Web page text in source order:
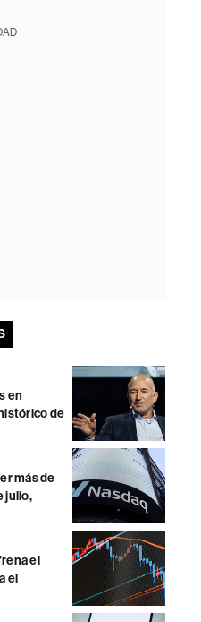
en
de
más de
julio,
el
el